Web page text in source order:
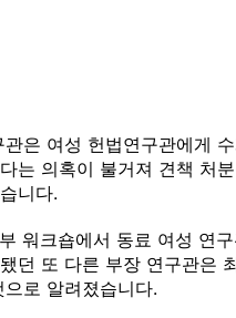
관은 여성 헌법연구관에게
는 의혹이 불거져 견책 처
니다.
워크숍에서 동료 여성 연
던 또 다른 부장 연구관은
로 알려졌습니다.